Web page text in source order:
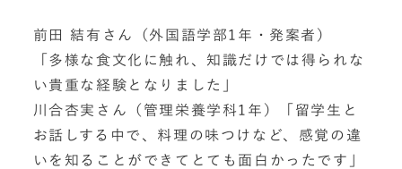
前田 結有さん（外国語学部1年・発案者）
「多様な食文化に触れ、知識だけでは得られな
い貴重な経験となりました」
川合杏実さん（管理栄養学科1年）「留学生と
お話しする中で、料理の味つけなど、感覚の違
いを知ることができてとても面白かったです」